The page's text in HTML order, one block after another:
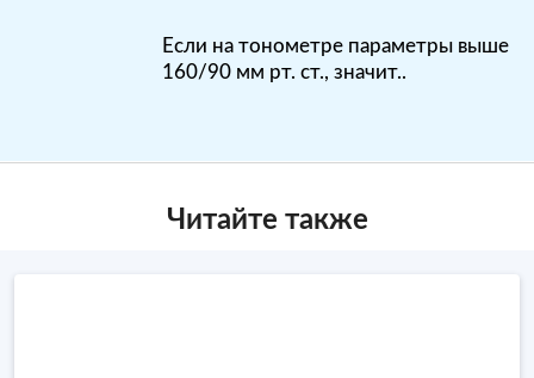
Если на тонометре параметры выше
160/90 мм рт. ст., значит..
Читайте также